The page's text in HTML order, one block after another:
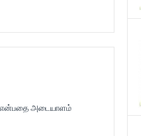
என்பதை அடையாளம்